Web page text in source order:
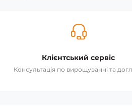
Клієнтський сервіс
Консультація по вирощуванні та